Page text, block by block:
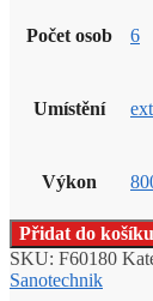
Počet osob 6
Umístění
Výkon
Přidat do košíku
SKU: F60180
Sanotechnik